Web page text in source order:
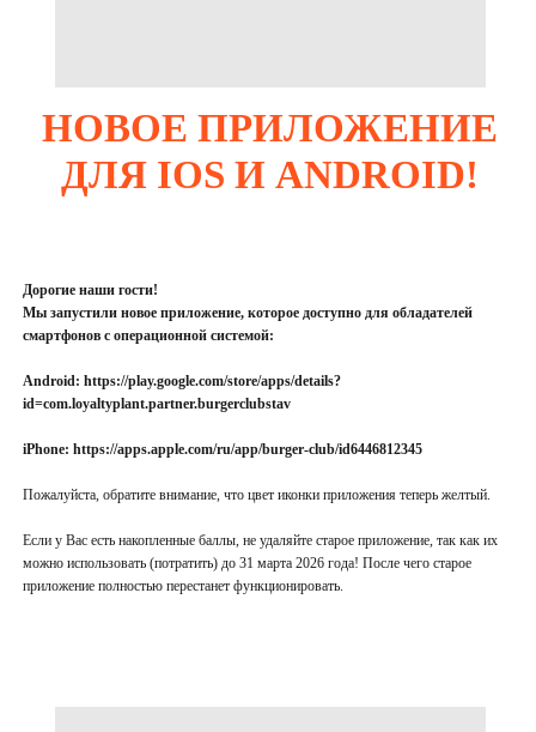
НОВОЕ ПРИЛОЖЕНИЕ
ДЛЯ IOS И ANDROID!
Дорогие наши гости!
Мы запустили новое приложение, которое доступно для обладателей
смартфонов с операционной системой:
Android: https://play.google.com/store/apps/details?
id=com.loyaltyplant.partner.burgerclubstav
iPhone: https://apps.apple.com/ru/app/burger-club/id6446812345
Пожалуйста, обратите внимание, что цвет иконки приложения теперь желтый.
Если у Вас есть накопленные баллы, не удаляйте старое приложение, так как их
можно использовать (потратить) до 31 марта 2026 года! После чего старое
приложение полностью перестанет функционировать.